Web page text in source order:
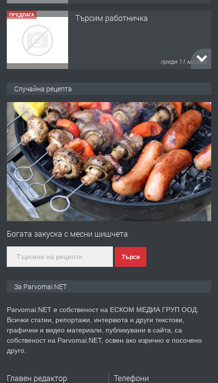
ПРЕДЛАГА Търсим работничка
преди 11 месеца
преди 1 година
ПРЕДЛАГА Работа за общи работници
преди 1 година
ПРЕДЛАГА
Първи поход "По стъпките на Ангел
преди 1 година
ПРЕДЛАГА Уроци по Математика
Случайна рецепта
Богата закуска с месни шишчета
Търси
За Parvomai.NET
Parvomai.NET е собственост на ЕСКОМ МЕДИА ГРУП ООД.
Всички статии, репортажи, интервюта и други текстови,
графични и видео материали, публикувани в сайта, са
собственост на Parvomai.NET, освен ако изрично е посочено
друго.
Главен редактор Телефони